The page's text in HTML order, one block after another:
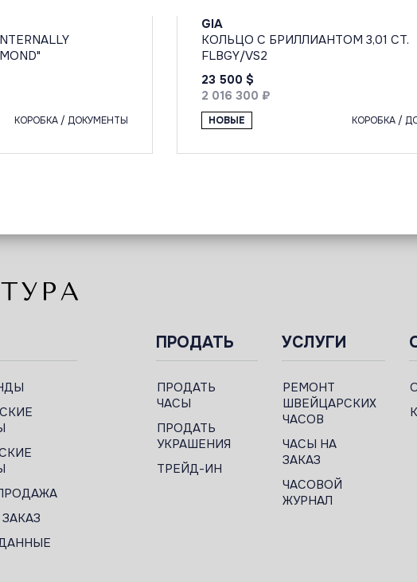
КОРОБКА / ДОКУМЕНТЫ
GIA
КОЛЬЦО С БРИЛЛИАНТОМ 3,01 CT.
FLBGY/VS2
23 500 $
2 016 300 ₽
НОВЫЕ КОРОБКА /
ПРОДАТЬ
ПРОДАТЬ
ЧАСЫ
ПРОДАТЬ
УКРАШЕНИЯ
ТРЕЙД-ИН
УСЛУГИ
РЕМОНТ
ШВЕЙЦАРСКИХ
ЧАСОВ
ЧАСЫ НА
ЗАКАЗ
ЧАСОВОЙ
ЖУРНАЛ